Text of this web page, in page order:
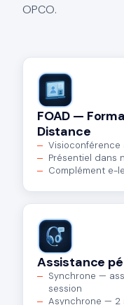
OPCO.
FOAD —
Distance
Visioconférence
Présentiel dans
Complément e-
Assistance
Synchrone —
session
Asynchrone —